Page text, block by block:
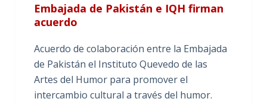
Embajada de Pakistán e IQH firman
acuerdo
Acuerdo de colaboración entre la Embajada
de Pakistán el Instituto Quevedo de las
Artes del Humor para promover el
intercambio cultural a través del humor.